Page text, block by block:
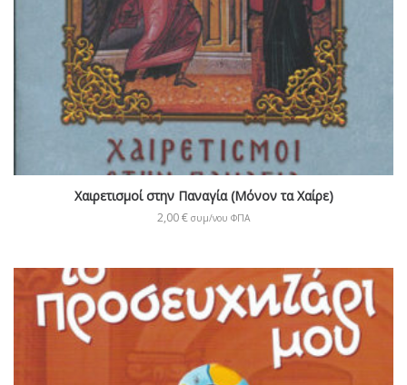
Χαιρετισμοί στην Παναγία (Μόνον τα Χαίρε)
2,00€ συμ/νου ΦΠΑ